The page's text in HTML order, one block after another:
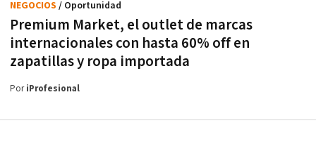
Premium Market, el outlet de marcas
internacionales con hasta 60% off en
zapatillas y ropa importada
NEGOCIOS / Oportunidad
PoriProfesional